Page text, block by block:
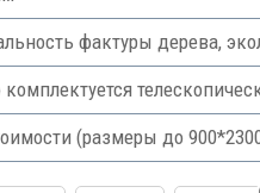
фактуры дерева,
(размеры до